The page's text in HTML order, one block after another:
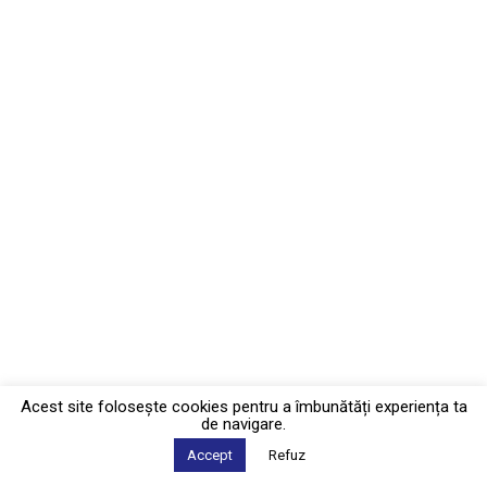
Acest site foloseşte cookies pentru a îmbunătăți experiența ta
de navigare.
Accept Refuz